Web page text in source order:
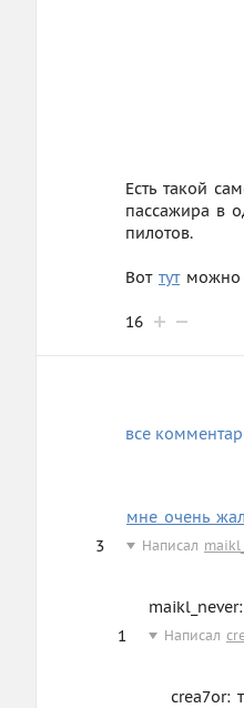
Есть такой
пассажира в
пилотов.
Вот тутможно
16
все
мне очень
3
Написал
1
Написал
crea7or: